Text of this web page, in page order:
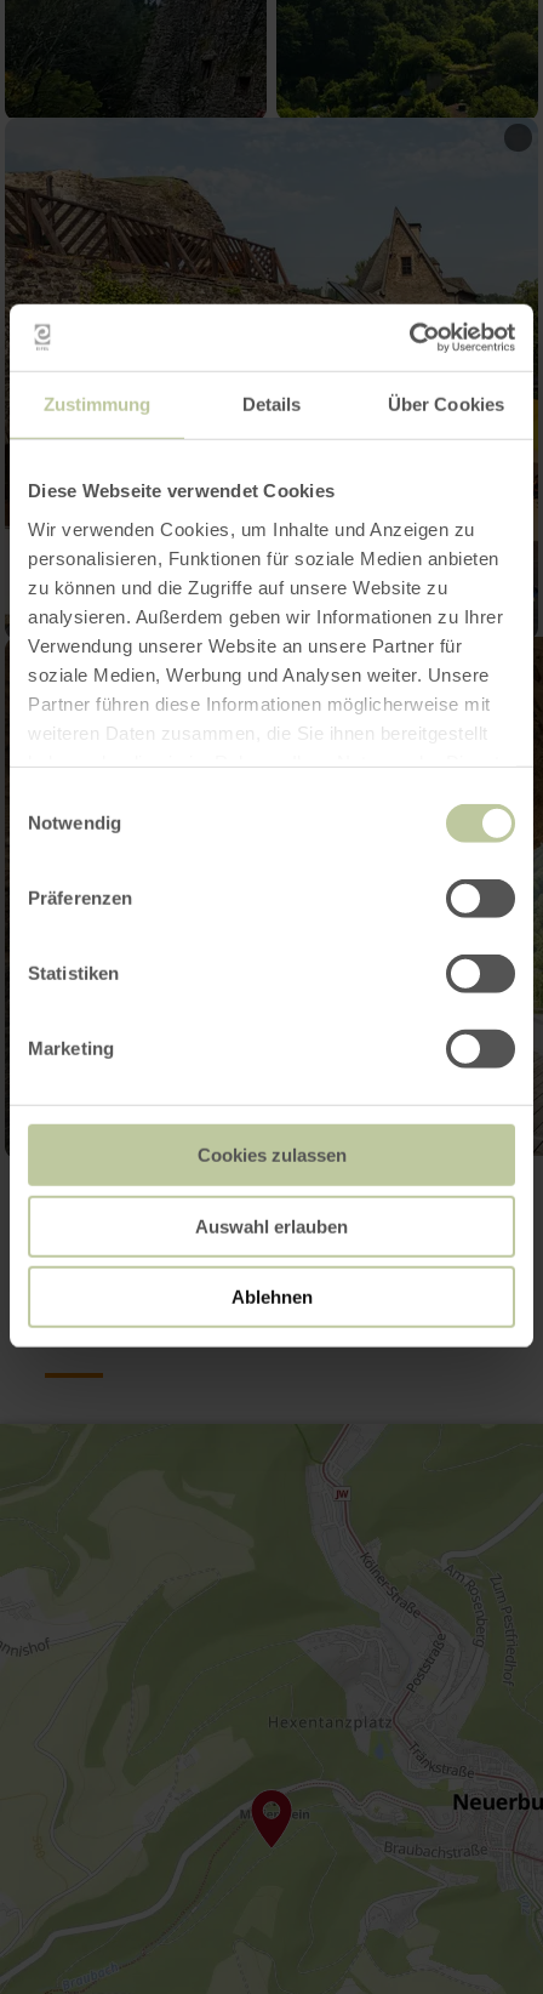
Zustimmung Details Über Cookies
Diese Webseite verwendet Cookies
Wir verwenden Cookies, um Inhalte und Anzeigen zu
personalisieren, Funktionen für soziale Medien anbieten
zu können und die Zugriffe auf unsere Website zu
analysieren. Außerdem geben wir Informationen zu Ihrer
Verwendung unserer Website an unsere Partner für
soziale Medien, Werbung und Analysen weiter. Unsere
Partner führen diese Informationen möglicherweise mit
weiteren Daten zusammen, die Sie ihnen bereitgestellt
Notwendig
Präferenzen
Statistiken
Marketing
Cookies zulassen
Auswahl erlauben
Ablehnen
Ouvrir la galerie
Contact